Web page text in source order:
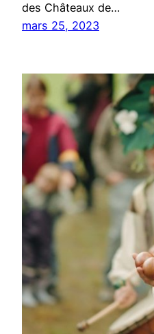
des Châteaux de…
mars 25, 2023